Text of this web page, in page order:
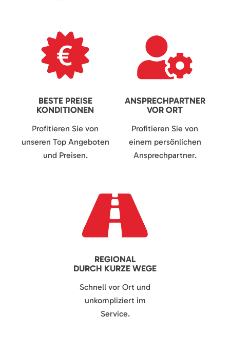
BESTE PREISE
KONDITIONEN
Profitieren Sie von
unseren Top Angeboten
und Preisen.
ANSPRECHPARTNER
VOR ORT
Profitieren Sie von
einem persönlichen
Ansprechpartner.
REGIONAL
DURCH KURZE WEGE
Schnell vor Ort und
unkompliziert im
Service.